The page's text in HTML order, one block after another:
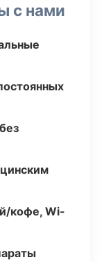
с нами
кофе, Wi-